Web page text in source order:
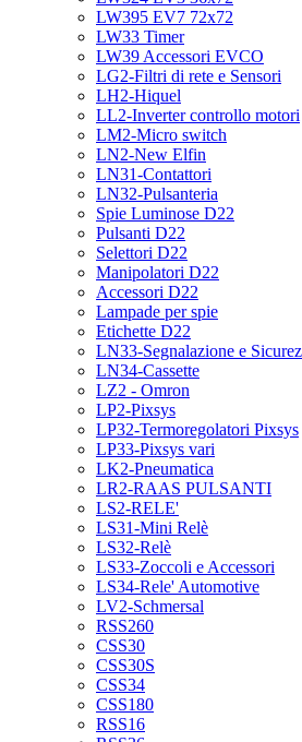
LW395 EV7 72x72
LW33 Timer
LW39 Accessori EVCO
LG2-Filtri di rete e Sensori
LH2-Hiquel
LL2-Inverter controllo motori
LM2-Micro switch
LN2-New Elfin
LN31-Contattori
LN32-Pulsanteria
Spie Luminose D22
Pulsanti D22
Selettori D22
Manipolatori D22
Accessori D22
Lampade per spie
Etichette D22
LN33-Segnalazione e
LN34-Cassette
LZ2 - Omron
LP2-Pixsys
LP32-Termoregolatori Pixsys
LP33-Pixsys vari
LK2-Pneumatica
LR2-RAAS PULSANTI
LS2-RELE'
LS31-Mini Relè
LS32-Relè
LS33-Zoccoli e Accessori
LS34-Rele' Automotive
LV2-Schmersal
RSS260
CSS30
CSS30S
CSS34
CSS180
RSS16